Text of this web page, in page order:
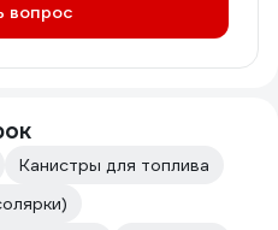
вопрос
Канистры для топлива